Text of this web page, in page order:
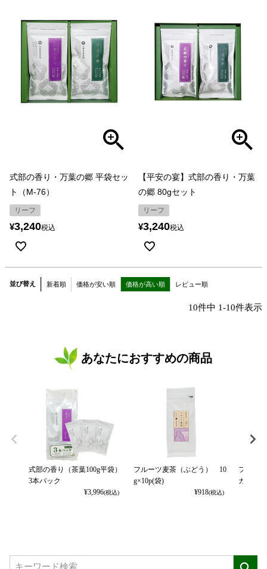
式部の香り・万葉の郷 平袋セッ
ト（M-76）
リーフ
¥3,240税込
【平安の宴】式部の香り・万葉
の郷 80gセット
リーフ
¥3,240税込
並び替え 新着順 価格が安い順 価格が高い順 レビュー順
10件中 1-10件表示
あなたにおすすめの商品
式部の香り（茶葉100g平袋）
3本パック
¥3,996(税込)
フルーツ麦茶（ぶどう） 10
g×10p(袋)
¥918(税込)
フルー
カット